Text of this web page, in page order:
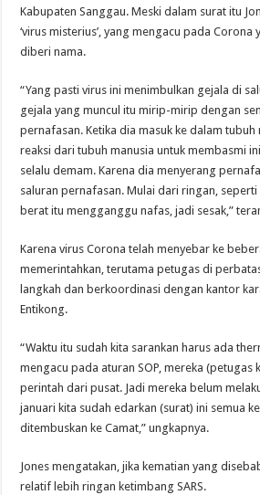
Kabupaten Sanggau. Meski dalam surat itu
‘virus misterius’, yang mengacu pada Corona
diberi nama.
“Yang pasti virus ini menimbulkan gejala di
gejala yang muncul itu mirip-mirip dengan
pernafasan. Ketika dia masuk ke dalam tubuh
reaksi dari tubuh manusia untuk membasmi
selalu demam. Karena dia menyerang
saluran pernafasan. Mulai dari ringan, seperti
berat itu mengganggu nafas, jadi sesak,”
Karena virus Corona telah menyebar ke
memerintahkan, terutama petugas di
langkah dan berkoordinasi dengan kantor
Entikong.
“Waktu itu sudah kita sarankan harus ada
mengacu pada aturan SOP, mereka (petugas
perintah dari pusat. Jadi mereka belum
januari kita sudah edarkan (surat) ini semua
ditembuskan ke Camat,” ungkapnya.
Jones mengatakan, jika kematian yang
relatif lebih ringan ketimbang SARS.